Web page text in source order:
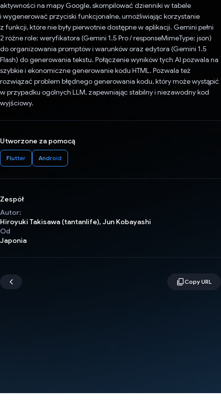
aktywności na mapy Google, skompilować dzienniki w tabele
i wygenerować przyciski funkcjonalne, umożliwiając korzystanie
z funkcji, które nie były pierwotnie dostępne w aplikacji. Gemini pełni
2 różne role: weryfikatora (Gemini 1.5 Pro / responseMimeType: json)
do organizowania promptów i warunków oraz edytora (Gemini 1.5
Flash) do generowania tekstu. Połączenie wyników tych AI pozwala na
szybkie i ekonomiczne generowanie kodu HTML. Pozwala też
rozwiązać problem błędnego generowania kodu, który może wystąpić
w przypadku ogólnych LLM, zapewniając stabilny i niezawodny kod
wyjściowy.
Utworzone za pomocą
Flutter Android
Zespół
Autor:
Hiroyuki Takisawa (tantanlife), Jun Kobayashi
Od
Japonia